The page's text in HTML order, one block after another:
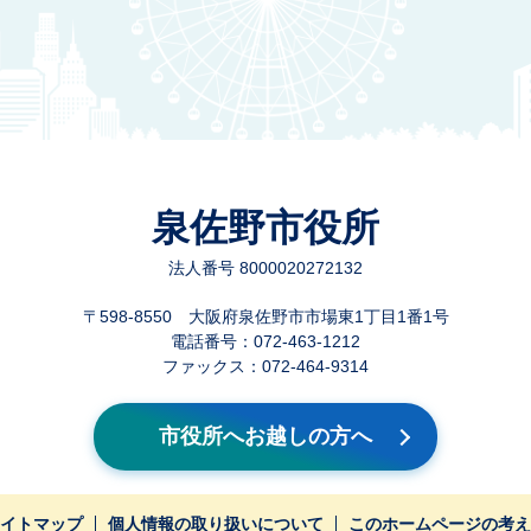
泉佐野市役所
法人番号 8000020272132
〒598-8550 大阪府泉佐野市市場東1丁目1番1号
電話番号：072-463-1212
ファックス：072-464-9314
市役所へお越しの方へ
トマップ 個人情報の取り扱いについて このホームページの考